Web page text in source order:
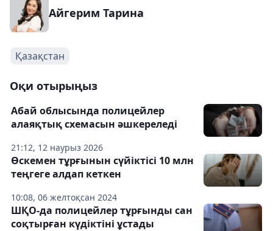
Айгерим Тарина
Қазақстан
Оқи отырыңыз
21:12, 12 наурыз 2026
Абай облысында полицейлер
алаяқтық схемасын әшкереледі
10:08, 06 желтоқсан 2024
Өскемен тұрғынын сүйіктісі 10 млн
теңгеге алдап кеткен
ШҚО-да полицейлер тұрғынды сан
соқтырған күдіктіні ұстады